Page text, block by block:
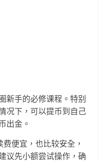
新手的必修课程。特别
况下，可以提币到自己
出金。
便宜，也比较安全，
议先小额尝试操作，确